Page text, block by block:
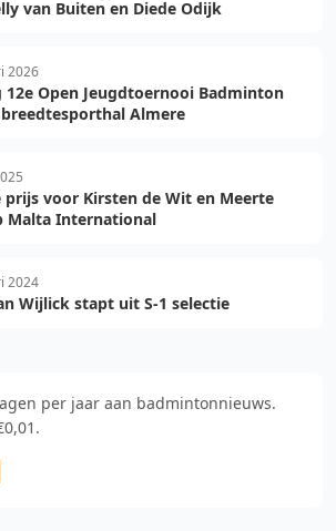
van Buiten en Diede Odijk
2026
12e Open Jeugdtoernooi Badminton
Almere
prijs voor Kirsten de Wit en Meerte
Malta International
2024
Wijlick stapt uit S-1 selectie
per jaar aan badmintonnieuws.